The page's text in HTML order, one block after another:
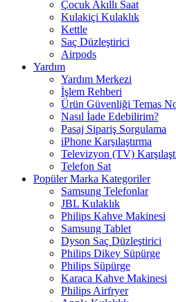
Çocuk Akıllı Saat
Kulakiçi Kulaklık
Kettle
Saç Düzleştirici
Airpods
Yardım
Yardım Merkezi
İşlem Rehberi
Ürün Güvenliği Temas
Nasıl İade Edebilirim?
Pasaj Sipariş Sorgulama
iPhone Karşılaştırma
Televizyon (TV)
Telefon Sat
Popüler Marka Kategoriler
Samsung Telefonlar
JBL Kulaklık
Philips Kahve Makinesi
Samsung Tablet
Dyson Saç Düzleştirici
Philips Dikey Süpürge
Philips Süpürge
Karaca Kahve Makinesi
Philips Airfryer